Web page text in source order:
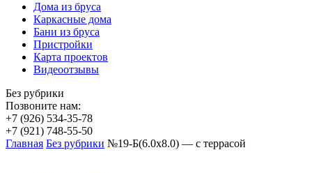
Дома из бруса
Каркасные дома
Бани из бруса
Пристройки
Карта проектов
Видеоотзывы
Без рубрики
Позвоните нам:
+7 (926) 534-35-78
+7 (921) 748-55-50
Главная Без рубрики №19-Б(6.0х8.0) — с террасой